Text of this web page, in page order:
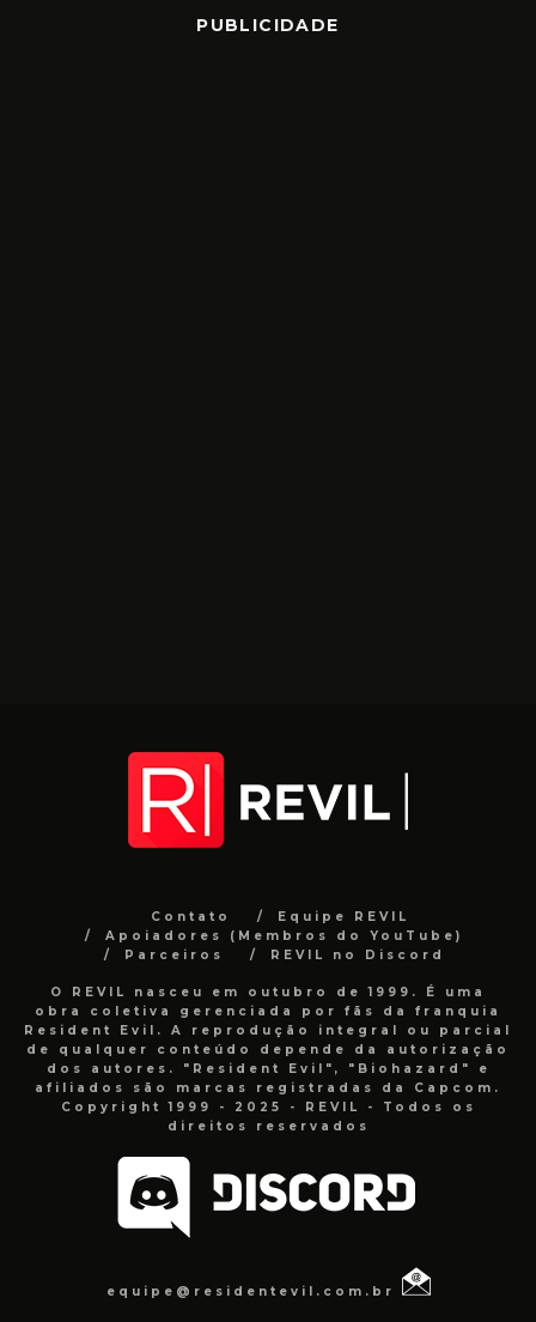
PUBLICIDADE
Contato
Equipe REVIL
Apoiadores (Membros do YouTube)
Parceiros
REVIL no Discord
O REVIL nasceu em outubro de 1999. É uma
obra coletiva gerenciada por fãs da franquia
Resident Evil. A reprodução integral ou parcial
de qualquer conteúdo depende da autorização
dos autores. "Resident Evil", "Biohazard" e
afiliados são marcas registradas da Capcom.
Copyright 1999 - 2025 - REVIL - Todos os
direitos reservados
equipe@residentevil.com.br